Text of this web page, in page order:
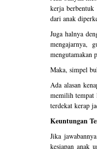
kerja
dari anak
Juga halnya
mengajarnya,
mengutamakan
Maka, simpel
Ada alasan
memilih tempat
terdekat kerap
Keuntungan
Jika
kesiapan anak